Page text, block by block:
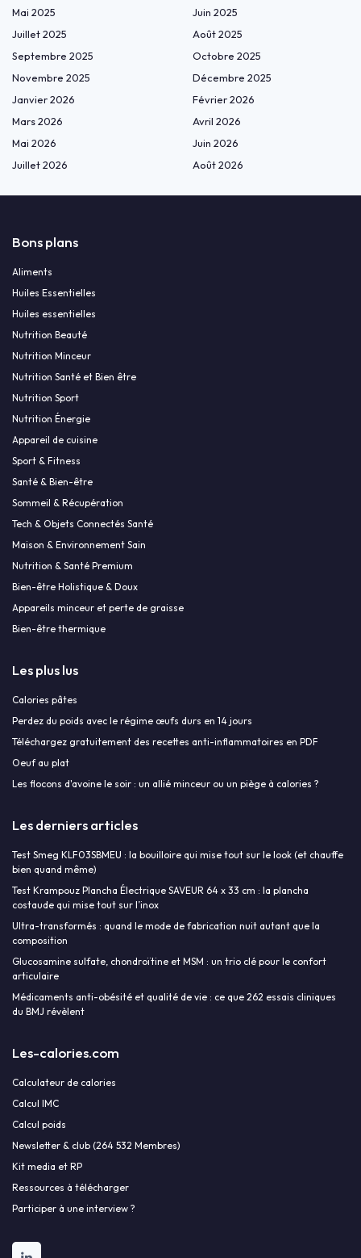
Mai 2025
Juin 2025
Juillet 2025
Août 2025
Septembre 2025
Octobre 2025
Novembre 2025
Décembre 2025
Janvier 2026
Février 2026
Mars 2026
Avril 2026
Mai 2026
Juin 2026
Juillet 2026
Août 2026
Bons plans
Aliments
Huiles Essentielles
Huiles essentielles
Nutrition Beauté
Nutrition Minceur
Nutrition Santé et Bien être
Nutrition Sport
Nutrition Énergie
Appareil de cuisine
Sport & Fitness
Santé & Bien-être
Sommeil & Récupération
Tech & Objets Connectés Santé
Maison & Environnement Sain
Nutrition & Santé Premium
Bien-être Holistique & Doux
Appareils minceur et perte de graisse
Bien-être thermique
Les plus lus
Calories pâtes
Perdez du poids avec le régime œufs durs en 14 jours
Téléchargez gratuitement des recettes anti-inflammatoires en PDF
Oeuf au plat
Les flocons d'avoine le soir : un allié minceur ou un piège à calories ?
Les derniers articles
Test Smeg KLF03SBMEU : la bouilloire qui mise tout sur le look (et chauffe
bien quand même)
Test Krampouz Plancha Électrique SAVEUR 64 x 33 cm : la plancha
costaude qui mise tout sur l’inox
Ultra-transformés : quand le mode de fabrication nuit autant que la
composition
Glucosamine sulfate, chondroïtine et MSM : un trio clé pour le confort
articulaire
Médicaments anti-obésité et qualité de vie : ce que 262 essais cliniques
du BMJ révèlent
Les-calories.com
Calculateur de calories
Calcul IMC
Calcul poids
Newsletter & club (264 532 Membres)
Kit media et RP
Ressources à télécharger
Participer à une interview ?